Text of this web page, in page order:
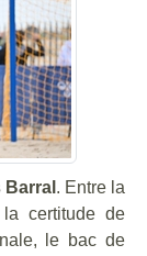
Barral . Entre la
certitude de
le bac de